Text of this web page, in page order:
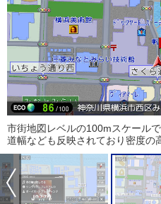
市街地図レベルの100mスケール
道幅なども反映されており密度の